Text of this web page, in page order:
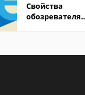
Свойства
обозревателя